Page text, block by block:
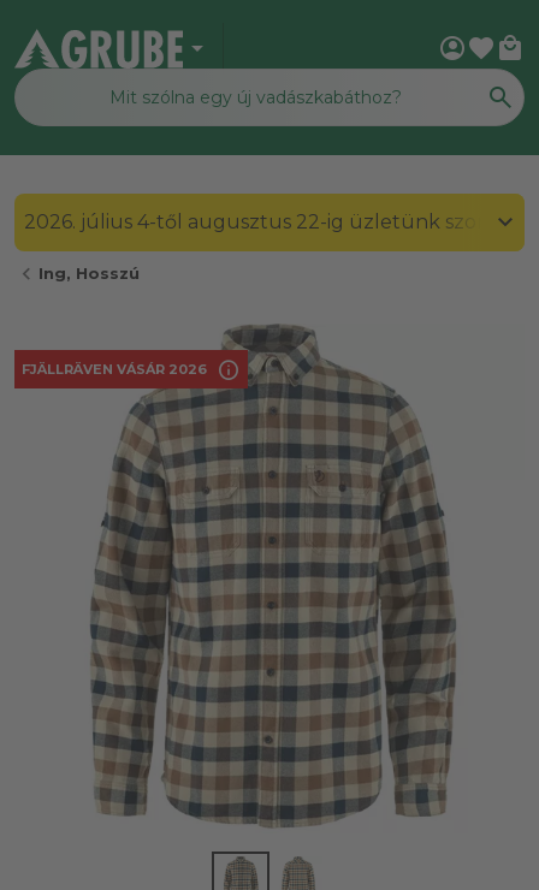
arrow_drop_down account_circlefavorite local_mall
2026. július 4-től augusztus 22-ig üzletünk
chevron_left Ing, Hosszú
FJÄLLRÄVEN VÁSÁR 2026 info